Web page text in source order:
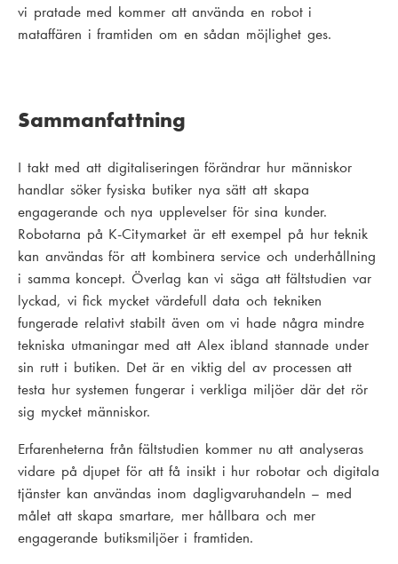
vi pratade med kommer att använda en robot i
mataffären i framtiden om en sådan möjlighet ges.
Sammanfattning
I takt med att digitaliseringen förändrar hur människor
handlar söker fysiska butiker nya sätt att skapa
engagerande och nya upplevelser för sina kunder.
Robotarna på K-Citymarket är ett exempel på hur teknik
kan användas för att kombinera service och underhållning
i samma koncept. Överlag kan vi säga att fältstudien var
lyckad, vi fick mycket värdefull data och tekniken
fungerade relativt stabilt även om vi hade några mindre
tekniska utmaningar med att Alex ibland stannade under
sin rutt i butiken. Det är en viktig del av processen att
testa hur systemen fungerar i verkliga miljöer där det rör
sig mycket människor.
Erfarenheterna från fältstudien kommer nu att analyseras
vidare på djupet för att få insikt i hur robotar och digitala
tjänster kan användas inom dagligvaruhandeln – med
målet att skapa smartare, mer hållbara och mer
engagerande butiksmiljöer i framtiden.